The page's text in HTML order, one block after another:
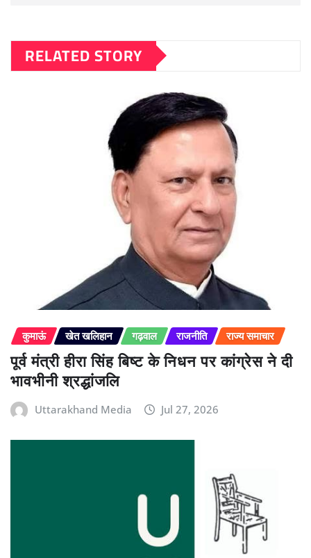
RELATED STORY
कुमाऊं खेत खलिहान गढ़वाल राजनीति राज्य समाचार
पूर्व मंत्री हीरा सिंह बिष्ट के निधन पर कांग्रेस ने दी
भावभीनी श्रद्धांजलि
Uttarakhand Media Jul 27, 2026